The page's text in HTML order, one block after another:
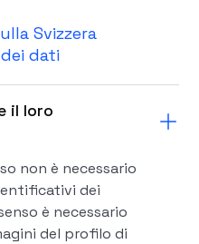
Svizzera
dati
il loro
non è necessario
dei
è necessario
del profilo di